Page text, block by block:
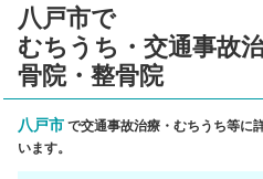
八戸市で
むちうち・交通事故
骨院・整骨院
八戸市 で交通事故治療・むちうち等に
います。